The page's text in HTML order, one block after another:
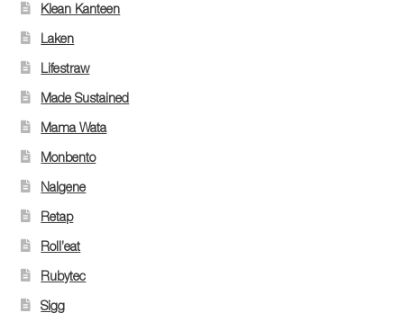
Klean Kanteen
Laken
Lifestraw
Made Sustained
Mama Wata
Monbento
Nalgene
Retap
Roll’eat
Rubytec
Sigg